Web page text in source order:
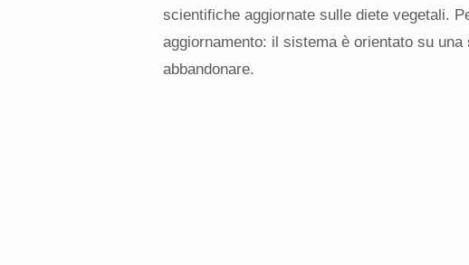
scientifiche aggiornate sulle diete vegetali.
aggiornamento: il sistema è orientato su
abbandonare.